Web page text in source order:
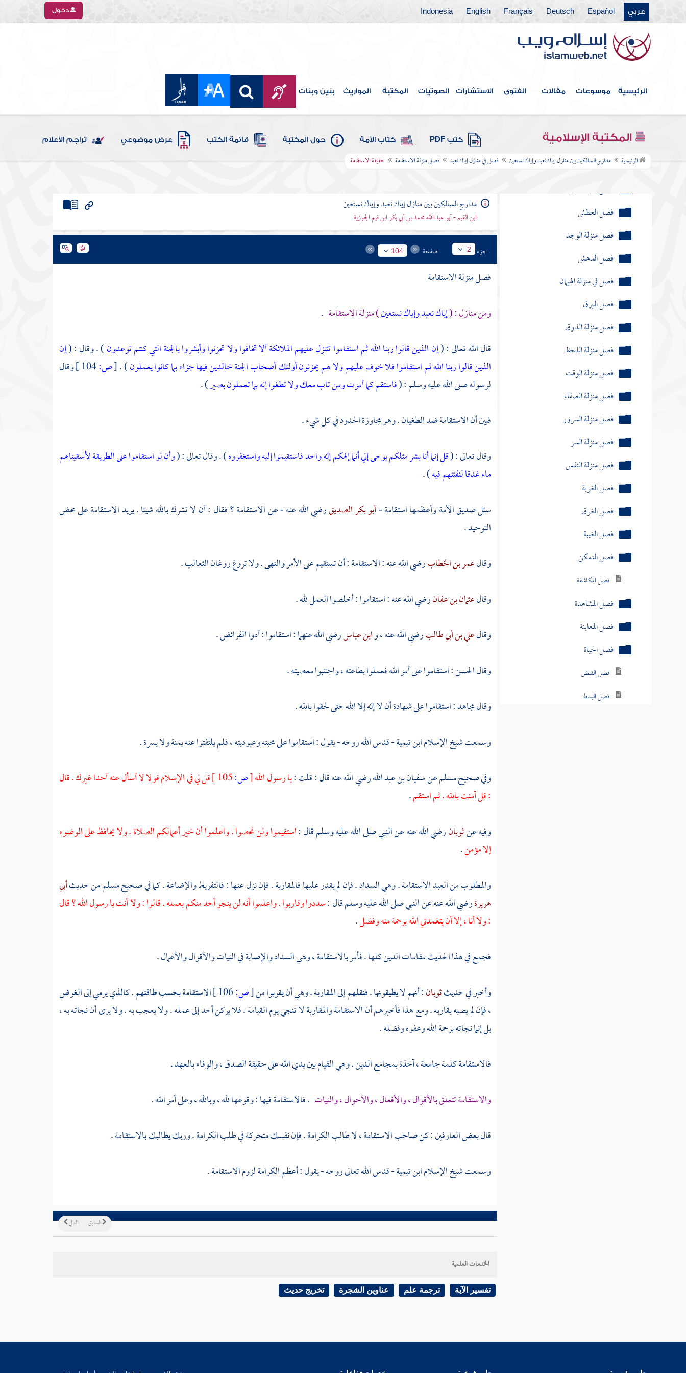
عربي Español
Deutsch
Français
English
Indonesia دخول
الرئيسية موسوعات مقالات الفتوى الاستشارات الصوتيات المكتبة المواريث بنين وبنات
المكتبة الإسلامية كتب PDF كتاب الأمة حول المكتبة قائمة الكتب عرض موضوعي تراجم الأعلام
الرئيسية مدارج السالكين بين منازل إياك نعبد وإياك نستعين فصل في منازل إياك نعبد فصل منزلة الاستقامة حقيقة الاستقامة
منزلة الإلهام والإفهام والوحي والتحديث
والرؤيا الصادقة
فصل منزلة السكينة
فصل منزلة الهمة
فصل منزلة المحبة
فصل منزلة الغيرة
فصل منزلة الشوق
مدارج السالكين بين منازل إياك نعبد وإياك نستعين
ابن القيم - أبو عبد الله محمد بن أبي بكر ابن قيم الجوزية
جزء 2 صفحة 104
فصل منزلة الاستقامة
ومن منازل : (إياك نعبد وإياك نستعين) منزلة الاستقامة .
قال الله تعالى : (إن الذين قالوا ربنا الله ثم استقاموا تتنزل عليهم الملائكة ألا تخافوا ولا تحزنوا وأبشروا بالجنة التي كنتم توعدون) . وقال : (إن
الذين قالوا ربنا الله ثم استقاموا فلا خوف عليهم ولا هم يحزنون أولئك أصحاب الجنة خالدين فيها جزاء بما كانوا يعملون) .
[ص:104 ]
وقال
لرسوله صلى الله عليه وسلم : (فاستقم كما أمرت ومن تاب معك ولا تطغوا إنه بما تعملون بصير) .
فبين أن الاستقامة ضد الطغيان . وهو مجاوزة الحدود في كل شيء .
وقال تعالى : (قل إنما أنا بشر مثلكم يوحى إلي أنما إلهكم إله واحد فاستقيموا إليه واستغفروه) . وقال تعالى : (وأن لو استقاموا على الطريقة لأسقيناهم
ماء غدقا لنفتنهم فيه) .
سئل صديق الأمة وأعظمها استقامة -أبو بكر الصديقرضي الله عنه - عن الاستقامة ؟ فقال : أن لا تشرك بالله شيئا . يريد الاستقامة على محض
التوحيد .
وقالعمر بن الخطابرضي الله عنه : الاستقامة : أن تستقيم على الأمر والنهي . ولا تروغ روغان الثعالب .
وقالعثمان بن عفانرضي الله عنه : استقاموا : أخلصوا العمل لله .
وقالعلي بن أبي طالبرضي الله عنه ، وابن عباسرضي الله عنهما : استقاموا : أدوا الفرائض .
وقالالحسن: استقاموا على أمر الله فعملوا بطاعته ، واجتنبوا معصيته .
وقالمجاهد: استقاموا على شهادة أن لا إله إلا الله حتى لحقوا بالله .
وسمعتشيخ الإسلام ابن تيمية- قدس الله روحه - يقول : استقاموا على محبته وعبوديته ، فلم يلتفتوا عنه يمنة ولا يسرة .
وفي صحيحمسلمعنسفيان بن عبد اللهرضي الله عنه قال : قلت :يا رسول الله[ص:
قل لي في الإسلام قولا لا أسأل عنه أحدا غيرك . قال
: قل آمنت بالله . ثم استقم.
وفيه عنثوبانرضي الله عنه عن النبي صلى الله عليه وسلم قال :استقيموا ولن تحصوا . واعلموا أن خير أعمالكم الصلاة . ولا يحافظ على الوضوء
إلا مؤمن.
والمطلوب من العبد الاستقامة . وهي السداد . فإن لم يقدر عليها فالمقاربة . فإن نزل عنها : فالتفريط والإضاعة . كما في صحيحمسلممن حديثأبي
هريرةرضي الله عنه عن النبي صلى الله عليه وسلم قال :سددوا وقاربوا . واعلموا أنه لن ينجو أحد منكم بعمله . قالوا : ولا أنت يا رسول الله ؟ قال
: ولا أنا ، إلا أن يتغمدني الله برحمة منه وفضل.
فجمع في هذا الحديث مقامات الدين كلها . فأمر بالاستقامة ، وهي السداد والإصابة في النيات والأقوال والأعمال .
وأخبر في حديثثوبان: أنهم لا يطيقونها . فنقلهم إلى المقاربة . وهي أن يقربوا من[ص:
الاستقامة بحسب طاقتهم . كالذي يرمي إلى الغرض
، فإن لم يصبه يقاربه . ومع هذا فأخبرهم أن الاستقامة والمقاربة لا تنجي يوم القيامة . فلا يركن أحد إلى عمله . ولا يعجب به . ولا يرى أن نجاته به ،
بل إنما نجاته برحمة الله وعفوه وفضله .
فالاستقامة كلمة جامعة ، آخذة بمجامع الدين . وهي القيام بين يدي الله على حقيقة الصدق ، والوفاء بالعهد .
والاستقامة تتعلق بالأقوال ، والأفعال ، والأحوال ، والنيات . فالاستقامة فيها : وقوعها لله ، وبالله ، وعلى أمر الله .
قال بعض العارفين : كن صاحب الاستقامة ، لا طالب الكرامة . فإن نفسك متحركة في طلب الكرامة . وربك يطالبك بالاستقامة .
وسمعتشيخ الإسلام ابن تيمية- قدس الله تعالى روحه - يقول : أعظم الكرامة لزوم الاستقامة .
التالي السابق
الخدمات العلمية
تفسير الآية ترجمة علم عناوين الشجرة تخريج حديث